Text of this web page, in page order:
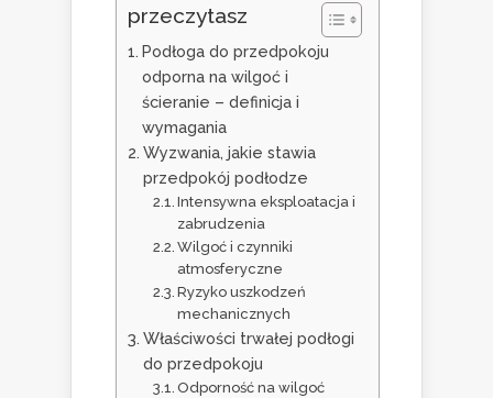
przeczytasz
Podłoga do przedpokoju
odporna na wilgoć i
ścieranie – definicja i
wymagania
Wyzwania, jakie stawia
przedpokój podłodze
Intensywna eksploatacja i
zabrudzenia
Wilgoć i czynniki
atmosferyczne
Ryzyko uszkodzeń
mechanicznych
Właściwości trwałej podłogi
do przedpokoju
Odporność na wilgoć